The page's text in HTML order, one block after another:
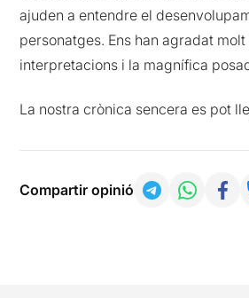
ajuden a entendre el
personatges. Ens han agradat
interpretacions i la magnífica
La nostra crònica sencera es pot
Compartir opinió